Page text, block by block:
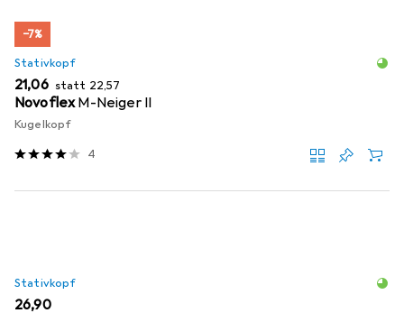
−7%
Stativkopf
EUR
21,06 statt EUR
22,57
NovoflexM-Neiger II
Kugelkopf
4
Stativkopf
EUR
26,90